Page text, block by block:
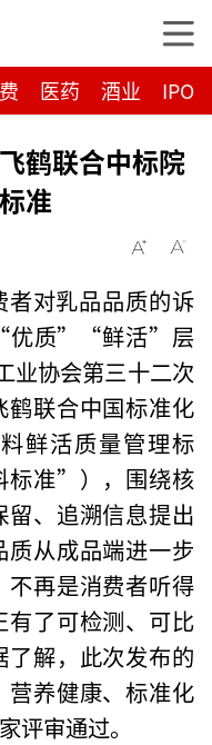
医药 酒业 IPO
鹤联合中标院
准
对乳品品质的诉
优质”“鲜活”层
业协会第三十二次
联合中国标准化
鲜活质量管理标
准”），围绕核
、追溯信息提出
从成品端进一步
再是消费者听得
有了可检测、可比
解，此次发布的
养健康、标准化
评审通过。